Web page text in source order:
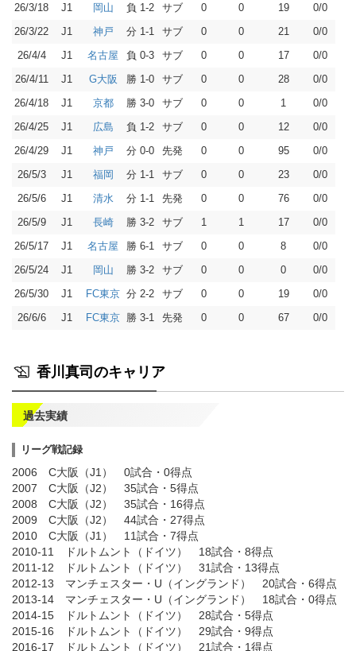
26/3/18
J1 岡山 負 1-2 サブ 0 0 19
0/0
26/3/22
J1 神戸 分 1-1 サブ 0 0 21
0/0
26/4/4
J1 名古屋 負 0-3 サブ 0 0 17
0/0
26/4/11
J1 G大阪 勝 1-0 サブ 0 0 28
0/0
26/4/18
J1 京都 勝 3-0 サブ 0 0 1
0/0
26/4/25
J1 広島 負 1-2 サブ 0 0 12
0/0
26/4/29
J1 神戸 分 0-0 先発 0 0 95
0/0
26/5/3
J1 福岡 分 1-1 サブ 0 0 23
0/0
26/5/6
J1 清水 分 1-1 先発 0 0 76
0/0
26/5/9
J1 長崎 勝 3-2 サブ 1 1 17
0/0
26/5/17
J1 名古屋 勝 6-1 サブ 0 0 8
0/0
26/5/24
J1 岡山 勝 3-2 サブ 0 0 0
0/0
26/5/30
J1 FC東京 分 2-2 サブ 0 0 19
0/0
26/6/6
J1 FC東京 勝 3-1 先発 0 0 67 0/0
香川真司のキャリア
過去実績
リーグ戦記録
2006 C大阪（J1） 0試合・0得点
2007 C大阪（J2） 35試合・5得点
2008 C大阪（J2） 35試合・16得点
2009 C大阪（J2） 44試合・27得点
2010 C大阪（J1） 11試合・7得点
2010-11 ドルトムント（ドイツ） 18試合・8得点
2011-12 ドルトムント（ドイツ） 31試合・13得点
2012-13 マンチェスター・U（イングランド） 20試合・6得点
2013-14 マンチェスター・U（イングランド） 18試合・0得点
2014-15 ドルトムント（ドイツ） 28試合・5得点
2015-16 ドルトムント（ドイツ） 29試合・9得点
2016-17 ドルトムント（ドイツ） 21試合・1得点